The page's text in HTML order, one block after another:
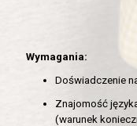
Wymagania:
Doświadczenie
Znajomość
(warunek